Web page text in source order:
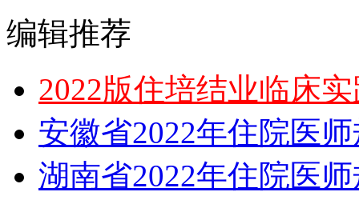
编辑推荐
2022版住培结业临床
安徽省2022年住院医
湖南省2022年住院医